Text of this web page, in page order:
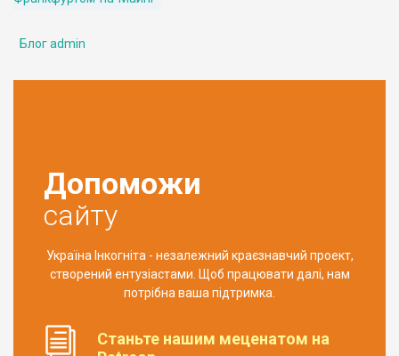
Блог admin
Допоможи
сайту
Україна Інкогніта - незалежний краєзнавчий проект,
створений ентузіастами. Щоб працювати далі, нам
потрібна ваша підтримка.
Станьте нашим меценатом на